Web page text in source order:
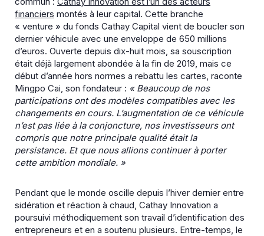
financiers montés à leur capital. Cette branche
« venture » du fonds Cathay Capital vient de boucler son
dernier véhicule avec une enveloppe de 650 millions
d’euros. Ouverte depuis dix-huit mois, sa souscription
était déjà largement abondée à la fin de 2019, mais ce
début d’année hors normes a rebattu les cartes, raconte
Mingpo Cai, son fondateur : « Beaucoup de nos
participations ont des modèles compatibles avec les
changements en cours. L’augmentation de ce véhicule
n’est pas liée à la conjoncture, nos investisseurs ont
compris que notre principale qualité était la
persistance. Et que nous allions continuer à porter
cette ambition mondiale. »
Pendant que le monde oscille depuis l’hiver dernier entre
sidération et réaction à chaud, Cathay Innovation a
poursuivi méthodiquement son travail d’identification des
entrepreneurs et en a soutenu plusieurs. Entre-temps, le